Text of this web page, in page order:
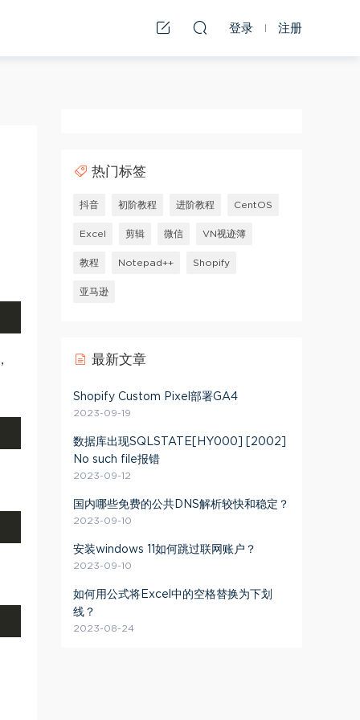
登录 注册
热门标签
抖音 初阶教程 进阶教程 CentOS
Excel 剪辑 微信 VN视迹簿
教程 Notepad++ Shopify
亚马逊
最新文章
Shopify Custom Pixel部署GA4
2023-09-19
数据库出现SQLSTATE[HY000] [2002]
No such file报错
2023-09-12
国内哪些免费的公共DNS解析较快和稳定？
2023-09-10
安装windows 11如何跳过联网账户？
2023-09-10
如何用公式将Excel中的空格替换为下划
线？
2023-08-24